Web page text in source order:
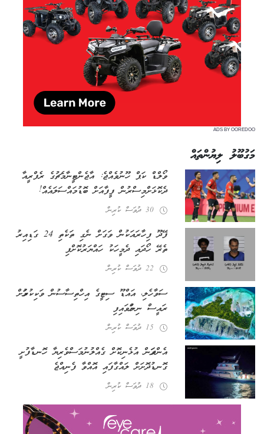
ADS BY OOREDOO
މަގުބޫލު ލިޔުންތައް
ވޯލްޑް ކަޕް ހޫނުވެއްޖެ: އާޖެންޓީނާ މެޗުގެ ރެފްރީއާ
ދެކޮޅަށް މިސްރުން ފީފާއަށް ބޮޑު މައްސަލައެއް!
30 ދުވަސް ކުރިން
ފޭދޫ ފިހާރައަކުން ވަގަށް ނެގި ތަކެތި 24 ގަޑިއިރު
ތެރޭ ހޯދައި ދެ މީހަކު ހައްޔަރުކޮށްފި
22 ދުވަސް ކުރިން
ސަވާހެލި، އައްޑޫ ސިޓީގެ އިހްތިސާސުން ވަކިކުރުމަށް
ރައީސް ނިންމަވައިފި
15 ދުވަސް ކުރިން
އެންދަމަން އުޅެނިކޮށް ގެއްލުނު މަސްވެރިޔާ ހޮނޑާފުށީ
ގޮނޑުދޮށަށް ލައްގާފައި އޮއްވާ ފެނިއްޖެ
18 ދުވަސް ކުރިން